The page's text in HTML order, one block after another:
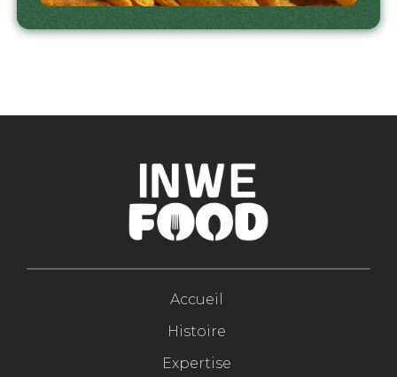
Accueil
Histoire
Expertise